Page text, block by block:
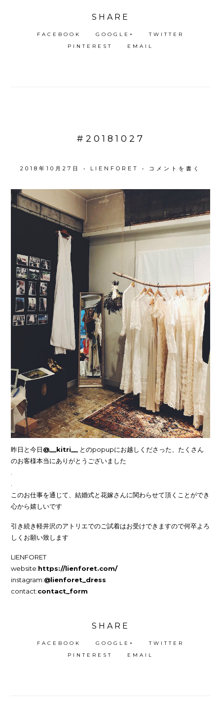
SHARE
FACEBOOK GOOGLE+
TWITTER
PINTEREST
EMAIL
#20181027
2018年10月27日 • LIENFORET • コメントを書く
昨日と今日@__kitri__
とのpopupにお越しくださった、たくさん
のお客様本当にありがとうございました
このお仕事を通じて、結婚式と花嫁さんに関わらせて頂くことができ
心から嬉しいです
引き続き軽井沢のアトリエでのご試着はお受けできますので何卒よろ
しくお願い致します
LIENFORET
website:https://lienforet.com/
instagram:@lienforet_dress
contact:contact_form
SHARE
FACEBOOK GOOGLE+
TWITTER
PINTEREST
EMAIL